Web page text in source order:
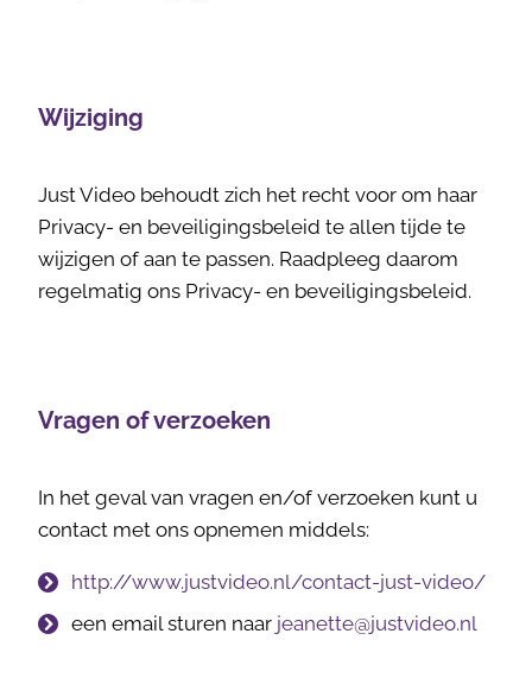
Wijziging
Just Video behoudt zich het recht voor om haar
Privacy- en beveiligingsbeleid te allen tijde te
wijzigen of aan te passen. Raadpleeg daarom
regelmatig ons Privacy- en beveiligingsbeleid.
Vragen of verzoeken
In het geval van vragen en/of verzoeken kunt u
contact met ons opnemen middels:
http://www.justvideo.nl/contact-just-video/
een email sturen naar jeanette@justvideo.nl